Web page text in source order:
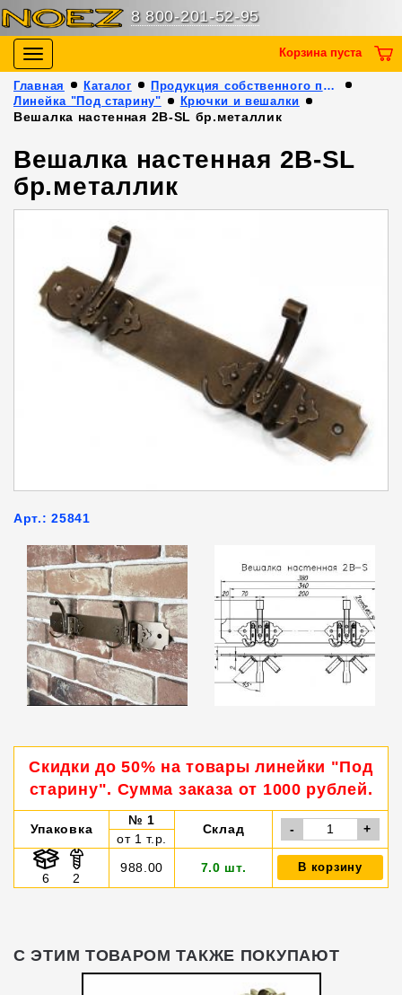
8 800-201-52-95
Toggle
navigation
Корзина пуста
Главная Каталог
Продукция собственного производства
Линейка "Под старину"
Крючки и вешалки
Вешалка настенная 2В-SL бр.металлик
Вешалка настенная 2В-SL
бр.металлик
Арт.: 25841
Скидки до 50% на товары линейки "Под
старину". Сумма заказа от 1000 рублей.
Упаковка
№ 1
Склад - +
от 1 т.р.
6 2
988.00 7.0 шт. В корзину
С ЭТИМ ТОВАРОМ ТАКЖЕ ПОКУПАЮТ